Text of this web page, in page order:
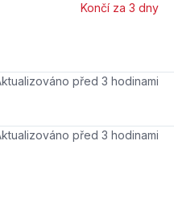
Končí za 3 dny
Aktualizováno před 3 hodinami
Aktualizováno před 3 hodinami